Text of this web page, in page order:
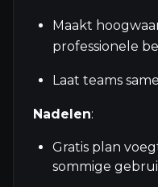
Maakt
professionele
Laat teams
Nadelen:
Gratis plan
sommige